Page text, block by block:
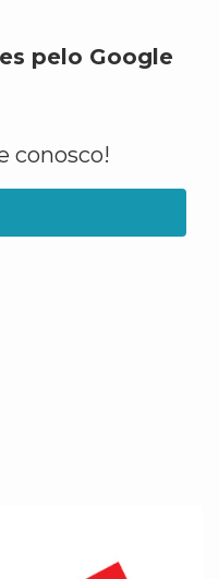
pelo Google
conosco!